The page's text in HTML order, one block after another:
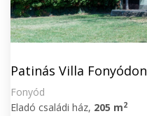
Patinás Villa
Fonyód
Eladó családi ház, 205 m2